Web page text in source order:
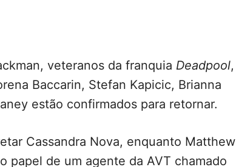
veteranos da franquia Deadpool,
Baccarin, Stefan Kapicic, Brianna
estão confirmados para retornar.
Cassandra Nova, enquanto Matthew
papel de um agente da AVT chamado